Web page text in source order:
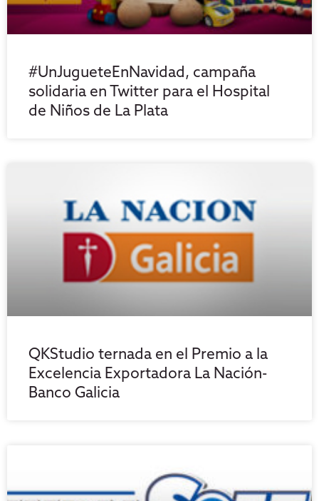
#UnJugueteEnNavidad, campaña
solidaria en Twitter para el Hospital
de Niños de La Plata
QKStudio ternada en el Premio a la
Excelencia Exportadora La Nación-
Banco Galicia